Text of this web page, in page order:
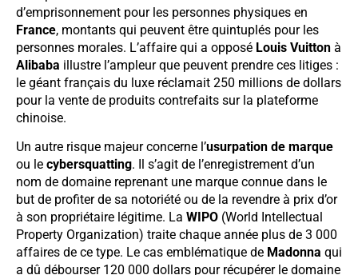
d’emprisonnement pour les personnes physiques en
France, montants qui peuvent être quintuplés pour les
personnes morales. L’affaire qui a opposé Louis Vuitton à
Alibaba illustre l’ampleur que peuvent prendre ces litiges :
le géant français du luxe réclamait 250 millions de dollars
pour la vente de produits contrefaits sur la plateforme
chinoise.
Un autre risque majeur concerne l’usurpation de marque
ou le cybersquatting. Il s’agit de l’enregistrement d’un
nom de domaine reprenant une marque connue dans le
but de profiter de sa notoriété ou de la revendre à prix d’or
à son propriétaire légitime. La WIPO (World Intellectual
Property Organization) traite chaque année plus de 3 000
affaires de ce type. Le cas emblématique de Madonna qui
a dû débourser 120 000 dollars pour récupérer le domaine